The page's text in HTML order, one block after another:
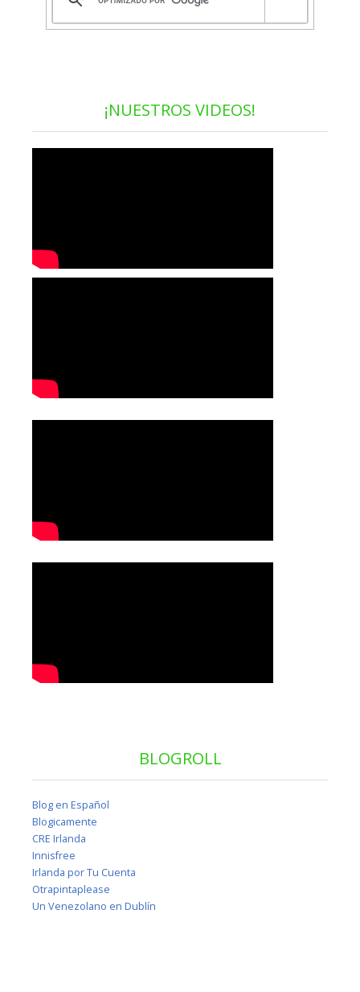
¡NUESTROS VIDEOS!
BLOGROLL
Blog en Español
Blogicamente
CRE Irlanda
Innisfree
Irlanda por Tu Cuenta
Otrapintaplease
Un Venezolano en Dublín